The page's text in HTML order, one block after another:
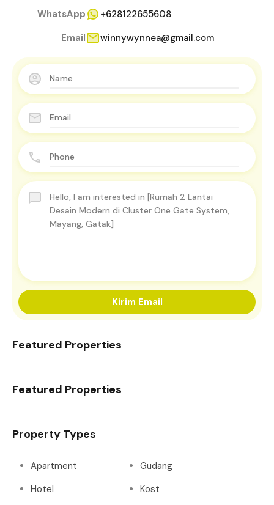
WhatsApp
+628122655608
Email
winnywynnea@gmail.com
Kirim Email
Featured Properties
Featured Properties
Property Types
Apartment
Gudang
Hotel
Kost